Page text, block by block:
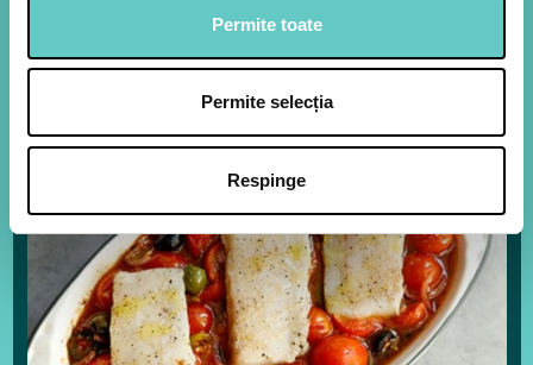
Permite toate
Permite selecția
Respinge
pentru cca 35 minute.